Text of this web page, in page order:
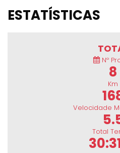
ESTATÍSTICAS
Nº
8
Km
Velocidade
Total